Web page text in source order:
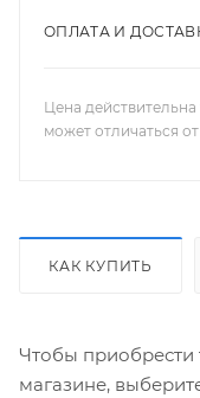
ОПЛАТА И
Цена
может отличаться
КАК КУПИТЬ
Чтобы приобрести
магазине,